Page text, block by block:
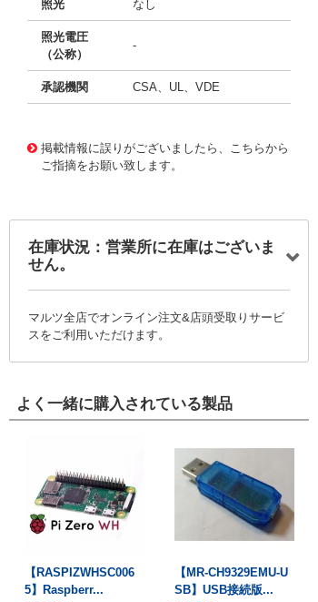
照光 なし
照光電圧
（公称）
-
承認機関 CSA、UL、VDE
掲載情報に誤りがございましたら、こちらから
ご指摘をお願い致します。
在庫状況：営業所に在庫はございま
せん。
マルツ全店でオンライン注文&店頭受取りサービ
スをご利用いただけます。
よく一緒に購入されている製品
【RASPIZWHSC006
5】Raspberr...
【MR-CH9329EMU-U
SB】USB接続版...